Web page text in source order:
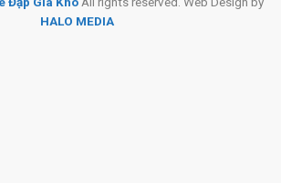
HALO MEDIA